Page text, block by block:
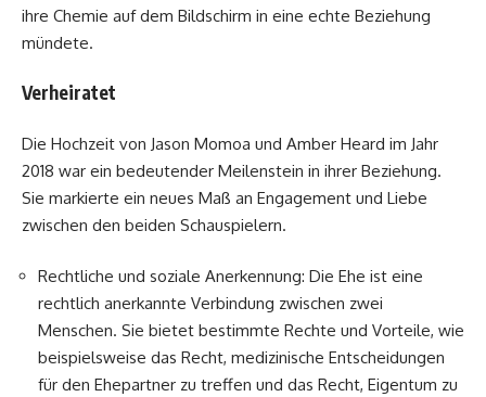
ihre Chemie auf dem Bildschirm in eine echte Beziehung
mündete.
Verheiratet
Die Hochzeit von Jason Momoa und Amber Heard im Jahr
2018 war ein bedeutender Meilenstein in ihrer Beziehung.
Sie markierte ein neues Maß an Engagement und Liebe
zwischen den beiden Schauspielern.
Rechtliche und soziale Anerkennung: Die Ehe ist eine
rechtlich anerkannte Verbindung zwischen zwei
Menschen. Sie bietet bestimmte Rechte und Vorteile, wie
beispielsweise das Recht, medizinische Entscheidungen
für den Ehepartner zu treffen und das Recht, Eigentum zu